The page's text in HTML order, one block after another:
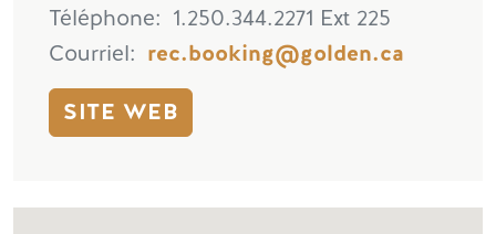
Téléphone
1.250.344.2271 Ext 225
Courriel
rec.booking@golden.ca
SITE WEB